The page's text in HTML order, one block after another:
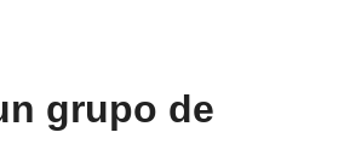
grupo de